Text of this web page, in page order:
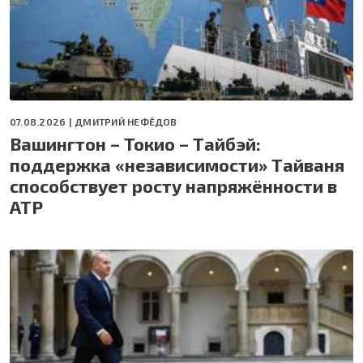
07.08.2026 | ДМИТРИЙ НЕФЁДОВ
Вашингтон – Токио – Тайбэй:
поддержка «независимости» Тайваня
способствует росту напряжённости в
АТР